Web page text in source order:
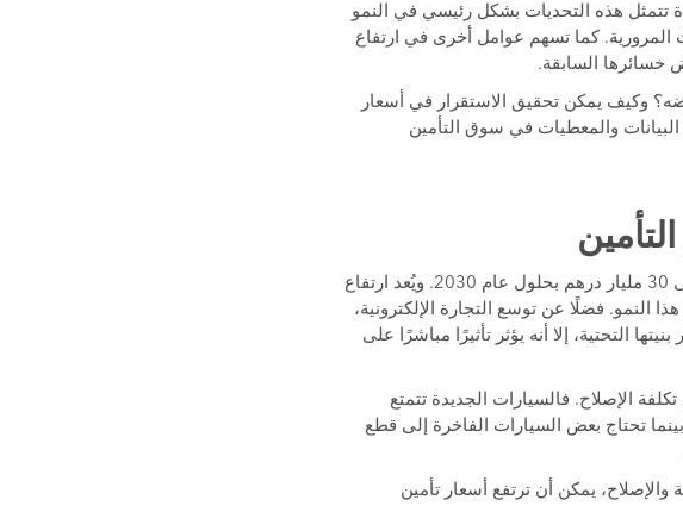
تتمثل هذه التحديات بشكل رئيسي في النمو
المرورية. كما تسهم عوامل أخرى في ارتفاع
خسائرها السابقة.
وكيف يمكن تحقيق الاستقرار في أسعار
والمعطيات في سوق التأمين
يشهد سوق قطع غيار السيارات في الإمارات نموًا لافتًا، ومن المتوقع أن يصل إلى 30 مليار درهم بحلول عام 2030. ويُعد ارتفاع
النمو. فضلًا عن توسع التجارة الإلكترونية،
التحتية، إلا أنه يؤثر تأثيرًا مباشرًا على
الإصلاح. فالسيارات الجديدة تتمتع
تحتاج بعض السيارات الفاخرة إلى قطع
يمكن أن ترتفع أسعار تأمين